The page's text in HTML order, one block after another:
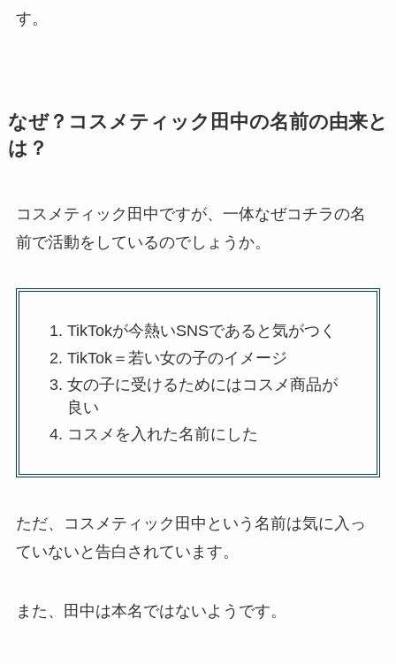
す。
なぜ？コスメティック田中の名前の由来と
は？
コスメティック田中ですが、一体なぜコチラの名
前で活動をしているのでしょうか。
TikTokが今熱いSNSであると気がつく
TikTok＝若い女の子のイメージ
女の子に受けるためにはコスメ商品が
良い
コスメを入れた名前にした
ただ、コスメティック田中という名前は気に入っ
ていないと告白されています。
また、田中は本名ではないようです。